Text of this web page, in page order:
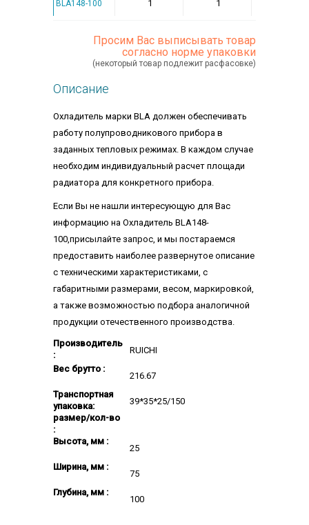
BLA148-100 1 1
Просим Вас выписывать товар
согласно норме упаковки
(некоторый товар подлежит расфасовке)
Описание
Охладитель марки BLA должен обеспечивать
работу полупроводникового прибора в
заданных тепловых режимах. В каждом случае
необходим индивидуальный расчет площади
радиатора для конкретного прибора.
Если Вы не нашли интересующую для Вас
информацию на Охладитель BLA148-
100,присылайте запрос, и мы постараемся
предоставить наиболее развернутое описание
с техническими характеристиками, с
габаритными размерами, весом, маркировкой,
а также возможностью подбора аналогичной
продукции отечественного производства.
Производитель
:
RUICHI
Вес брутто :
216.67
Транспортная
упаковка:
размер/кол-во
:
39*35*25/150
Высота, мм :
25
Ширина, мм :
75
Глубина, мм :
100